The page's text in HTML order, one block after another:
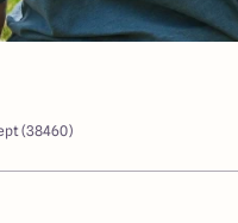
(38460)